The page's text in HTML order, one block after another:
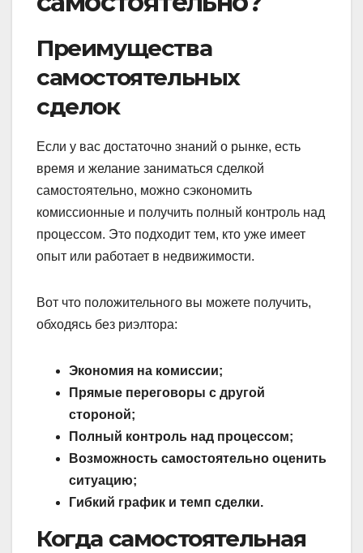
Преимущества
самостоятельных
сделок
Если у вас достаточно знаний о рынке, есть
время и желание заниматься сделкой
самостоятельно, можно сэкономить
комиссионные и получить полный контроль над
процессом. Это подходит тем, кто уже имеет
опыт или работает в недвижимости.
Вот что положительного вы можете получить,
обходясь без риэлтора:
Экономия на комиссии;
Прямые переговоры с другой
стороной;
Полный контроль над процессом;
Возможность самостоятельно оценить
ситуацию;
Гибкий график и темп сделки.
Когда самостоятельная